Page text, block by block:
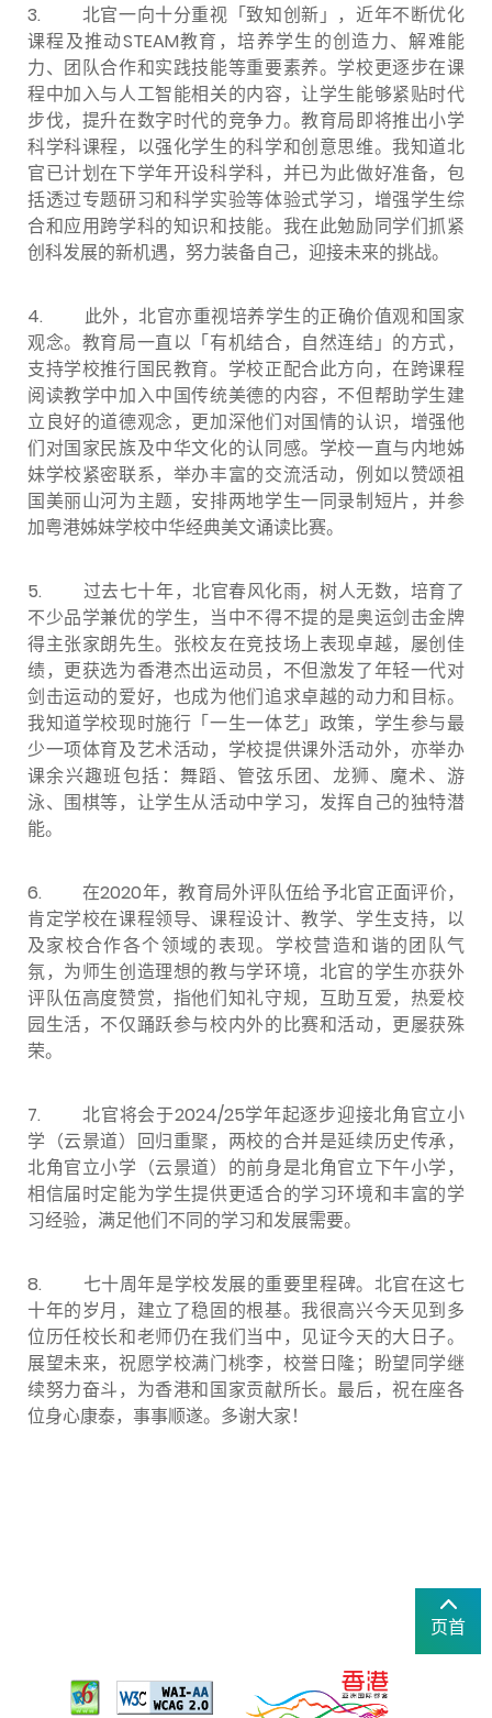
3. 北官一向十分重视「致知创新」，近年不断优化
课程及推动STEAM教育，培养学生的创造力、解难能
力、团队合作和实践技能等重要素养。学校更逐步在课
程中加入与人工智能相关的内容，让学生能够紧贴时代
步伐，提升在数字时代的竞争力。教育局即将推出小学
科学科课程，以强化学生的科学和创意思维。我知道北
官已计划在下学年开设科学科，并已为此做好准备，包
括透过专题研习和科学实验等体验式学习，增强学生综
合和应用跨学科的知识和技能。我在此勉励同学们抓紧
创科发展的新机遇，努力装备自己，迎接未来的挑战。
4. 此外，北官亦重视培养学生的正确价值观和国家
观念。教育局一直以「有机结合，自然连结」的方式，
支持学校推行国民教育。学校正配合此方向，在跨课程
阅读教学中加入中国传统美德的内容，不但帮助学生建
立良好的道德观念，更加深他们对国情的认识，增强他
们对国家民族及中华文化的认同感。学校一直与内地姊
妹学校紧密联系，举办丰富的交流活动，例如以赞颂祖
国美丽山河为主题，安排两地学生一同录制短片，并参
加粤港姊妹学校中华经典美文诵读比赛。
5. 过去七十年，北官春风化雨，树人无数，培育了
不少品学兼优的学生，当中不得不提的是奥运剑击金牌
得主张家朗先生。张校友在竞技场上表现卓越，屡创佳
绩，更获选为香港杰出运动员，不但激发了年轻一代对
剑击运动的爱好，也成为他们追求卓越的动力和目标。
我知道学校现时施行「一生一体艺」政策，学生参与最
少一项体育及艺术活动，学校提供课外活动外，亦举办
课余兴趣班包括：舞蹈、管弦乐团、龙狮、魔术、游
泳、围棋等，让学生从活动中学习，发挥自己的独特潜
能。
6. 在2020年，教育局外评队伍给予北官正面评价，
肯定学校在课程领导、课程设计、教学、学生支持，以
及家校合作各个领域的表现。学校营造和谐的团队气
氛，为师生创造理想的教与学环境，北官的学生亦获外
评队伍高度赞赏，指他们知礼守规，互助互爱，热爱校
园生活，不仅踊跃参与校内外的比赛和活动，更屡获殊
荣。
7. 北官将会于2024/25学年起逐步迎接北角官立小
学（云景道）回归重聚，两校的合并是延续历史传承，
北角官立小学（云景道）的前身是北角官立下午小学，
相信届时定能为学生提供更适合的学习环境和丰富的学
习经验，满足他们不同的学习和发展需要。
8. 七十周年是学校发展的重要里程碑。北官在这七
十年的岁月，建立了稳固的根基。我很高兴今天见到多
位历任校长和老师仍在我们当中，见证今天的大日子。
展望未来，祝愿学校满门桃李，校誉日隆；盼望同学继
续努力奋斗，为香港和国家贡献所长。最后，祝在座各
位身心康泰，事事顺遂。多谢大家！
页首